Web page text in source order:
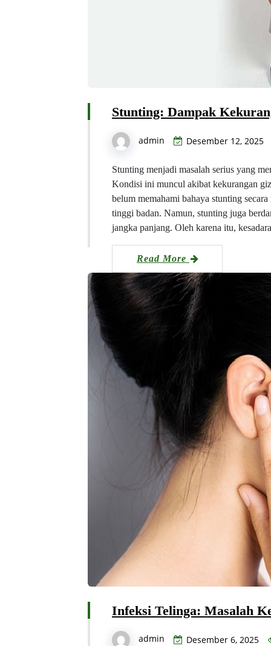
Stunting: Dampak
admin Desember 12, 2025
Stunting menjadi masalah serius yang
Kondisi ini muncul akibat kekurangan
belum memahami bahaya stunting
tinggi badan. Namun, stunting juga
jangka panjang. Oleh karena itu,
Read More
Infeksi Telinga: Masalah
admin Desember 6, 2025